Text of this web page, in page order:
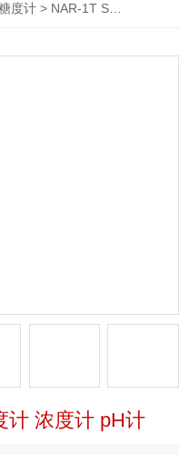
度计 > NAR-1T SOLIDATAGO爱拓 折光仪 粘度计 浓度计 pH计
计 浓度计 pH计